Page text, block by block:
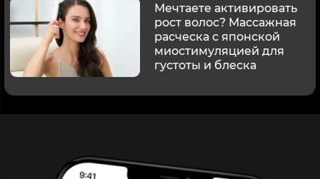
Мечтаете активировать
рост волос? Массажная
расческа с японской
миостимуляцией для
густоты и блеска